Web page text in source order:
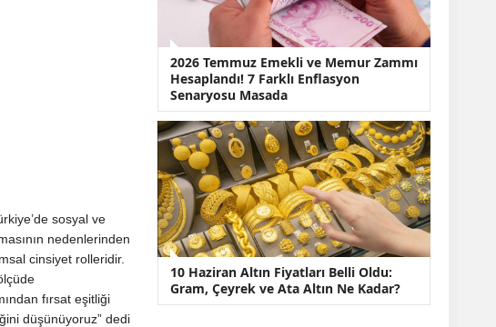
sosyal ve
nedenlerinden
cinsiyet rolleridir.
fırsat eşitliği
düşünüyoruz” dedi
2026 Temmuz Emekli ve Memur Zammı
Hesaplandı! 7 Farklı Enflasyon
Senaryosu Masada
10 Haziran Altın Fiyatları Belli Oldu:
Gram, Çeyrek ve Ata Altın Ne Kadar?